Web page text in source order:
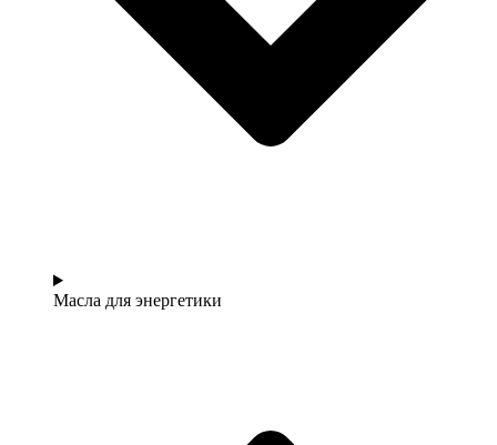
Масла для энергетики